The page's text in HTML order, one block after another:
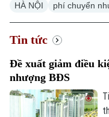
HÀ NỘI phí chuyển
Tin tức
Đề xuất giảm điều
nhượng BĐS